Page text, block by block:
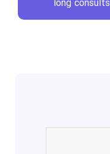
long consults